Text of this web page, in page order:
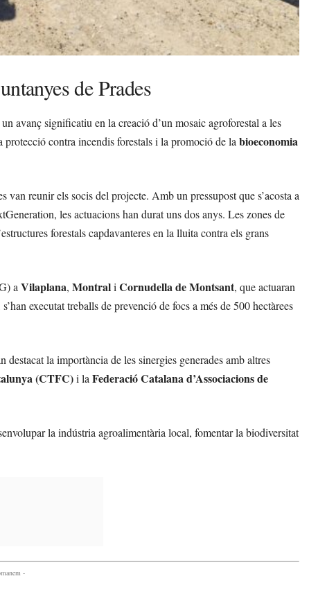
de Prades
avanç significatiu en la creació d’un mosaic agroforestal a les
contra incendis forestals i la promoció de la bioeconomia
van reunir els socis del projecte. Amb un pressupost que s’acosta a
les actuacions han durat uns dos anys. Les zones de
forestals capdavanteres en la lluita contra els grans
a Vilaplana, Montrali Cornudella de Montsant, que actuaran
executat treballs de prevenció de focs a més de 500 hectàrees
destacat la importància de les sinergies generades amb altres
(CTFC)i la Federació Catalana d’Associacions de
la indústria agroalimentària local, fomentar la biodiversitat
-